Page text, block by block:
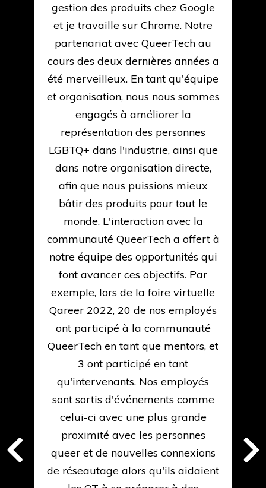
gestion des produits chez Google
et je travaille sur Chrome. Notre
partenariat avec QueerTech au
cours des deux dernières années a
été merveilleux. En tant qu'équipe
et organisation, nous nous sommes
engagés à améliorer la
représentation des personnes
LGBTQ+ dans l'industrie, ainsi que
dans notre organisation directe,
afin que nous puissions mieux
bâtir des produits pour tout le
monde. L'interaction avec la
communauté QueerTech a offert à
notre équipe des opportunités qui
font avancer ces objectifs. Par
exemple, lors de la foire virtuelle
Qareer 2022, 20 de nos employés
ont participé à la communauté
QueerTech en tant que mentors, et
3 ont participé en tant
qu'intervenants. Nos employés
sont sortis d'événements comme
celui-ci avec une plus grande
proximité avec les personnes
queer et de nouvelles connexions
de réseautage alors qu'ils aidaient